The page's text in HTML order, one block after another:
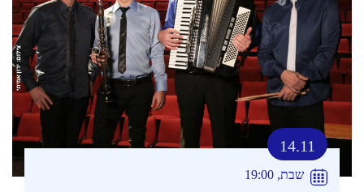
14.11
שבת, 19:00